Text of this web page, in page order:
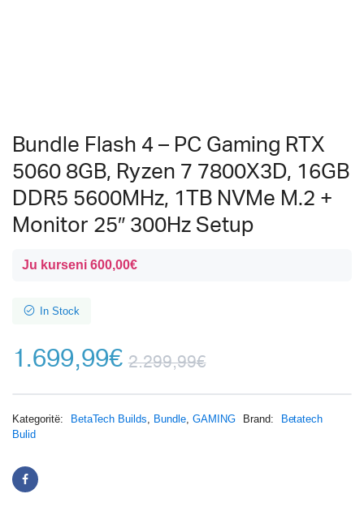
Bundle Flash 4 – PC Gaming RTX
5060 8GB, Ryzen 7 7800X3D, 16GB
DDR5 5600MHz, 1TB NVMe M.2 +
Monitor 25″ 300Hz Setup
Ju kurseni 600,00€
In Stock
2.299,99€
1.699,99€
Kategoritë: BetaTech Builds, Bundle, GAMING Brand:
Betatech
Bulid